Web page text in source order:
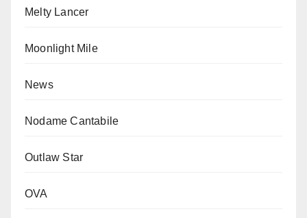
Melty Lancer
Moonlight Mile
News
Nodame Cantabile
Outlaw Star
OVA